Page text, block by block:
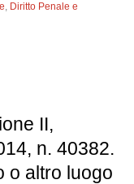
, Diritto Penale e
II,
n. 40382.
o altro luogo